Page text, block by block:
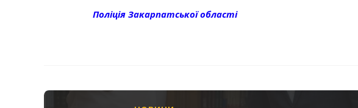
Поліція Закарпатської області